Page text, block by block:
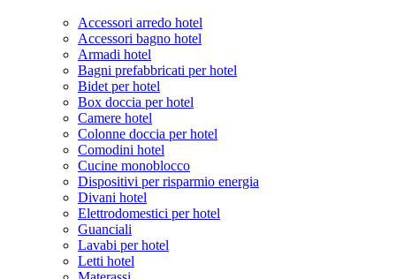
Accessori arredo hotel
Accessori bagno hotel
Armadi hotel
Bagni prefabbricati per hotel
Bidet per hotel
Box doccia per hotel
Camere hotel
Colonne doccia per hotel
Comodini hotel
Cucine monoblocco
Dispositivi per risparmio energia
Divani hotel
Elettrodomestici per hotel
Guanciali
Lavabi per hotel
Letti hotel